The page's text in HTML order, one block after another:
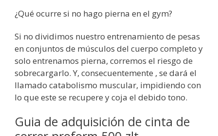
¿Qué ocurre si no hago pierna en el gym?
Si no dividimos nuestro entrenamiento de pesas
en conjuntos de músculos del cuerpo completo y
solo entrenamos pierna, corremos el riesgo de
sobrecargarlo. Y, consecuentemente , se dará el
llamado catabolismo muscular, impidiendo con
lo que este se recupere y coja el debido tono.
Guia de adquisición de cinta de